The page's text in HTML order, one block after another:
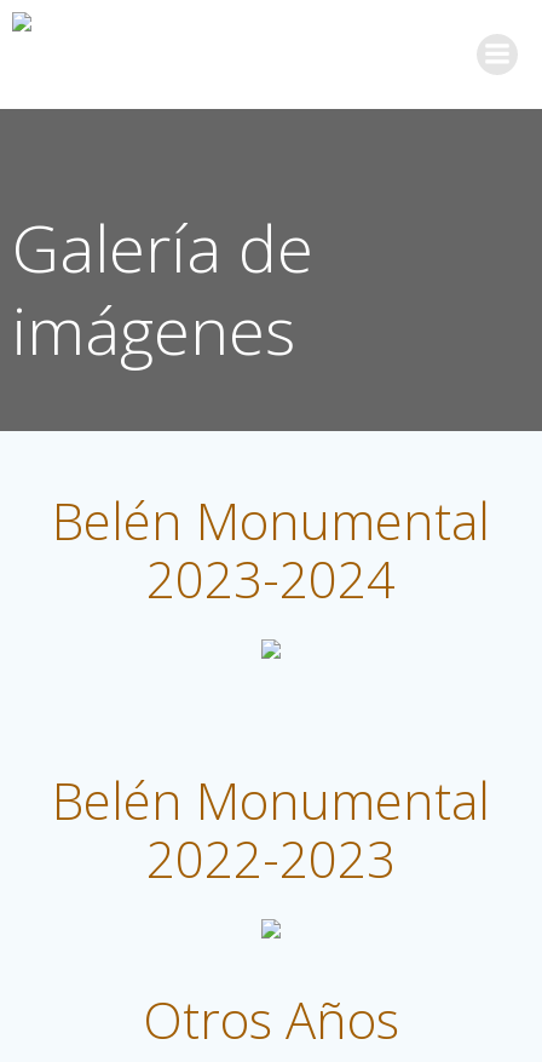
Galería de
imágenes
Belén Monumental
2023-2024
Belén Monumental
2022-2023
Otros Años